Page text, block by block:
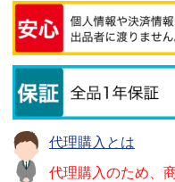
代理購入とは
代理購入のため、